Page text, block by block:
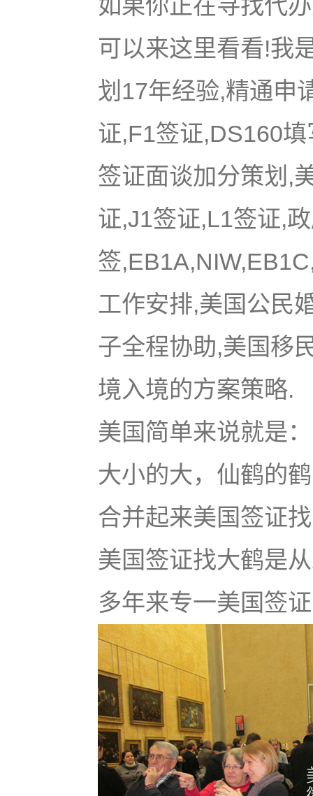
如果你正在寻找代
可以来这里看看!我
划17年经验,精通申
证,F1签证,DS160
签证面谈加分策划,
证,J1签证,L1签证,
签
工作安排,美国公民
子全程协助,美国移
境入境的方案策略.
美国简单来说就是
大小的大，仙鹤的
合并起来美国签证
美国签证找大鹤是
多年来专一美国签